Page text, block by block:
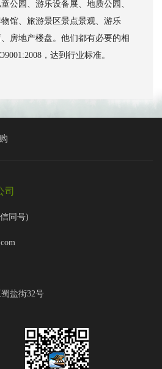
园、游乐设备展、地质公园、
馆、旅游景区景点景观、游乐
房地产楼盘。他们都有必要的相
，达到行业标准。
司
同号)
盐街32号